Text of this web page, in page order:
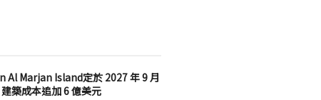
Al Marjan Island定於 2027 年 9 月
築成本追加 6 億美元